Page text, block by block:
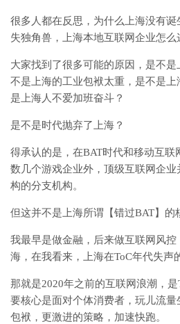
很多人都在反思，为什么上海没有
失独角兽，上海本地互联网企业怎么
大家找到了很多可能的原因，是不
不是上海的工业包袱太重，是不是
是上海人不爱加班奋斗？
是不是时代抛弃了上海？
得承认的是，在BAT时代和移动互
数几个游戏企业外，顶级互联网企
构的分支机构。
但这并不是上海所谓【错过BAT】的
我最早是做金融，后来做互联网风
海，在我看来，上海在ToC年代失声
那就是2020年之前的互联网浪潮，
要核心是面对个体消费者，玩儿流
包袱，更激进的策略，加速快跑。